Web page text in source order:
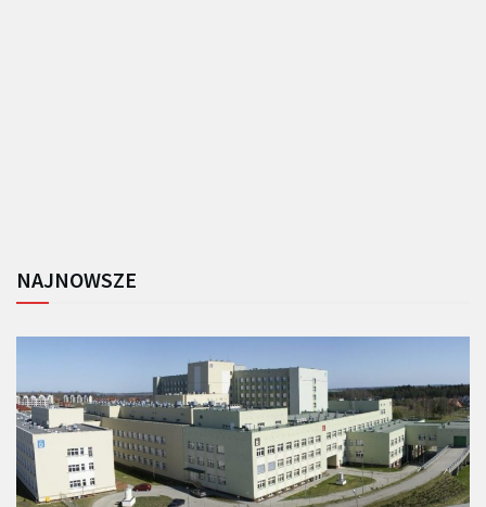
NAJNOWSZE